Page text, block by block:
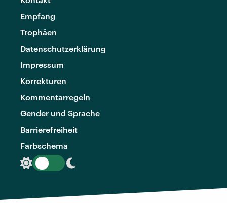
Empfang
Trophäen
Datenschutzerklärung
Impressum
Korrekturen
Kommentarregeln
Gender und Sprache
Barrierefreiheit
Farbschema